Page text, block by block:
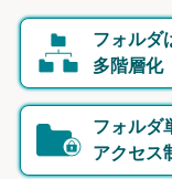
フォルダ
多階層化
フォルダ
アクセス